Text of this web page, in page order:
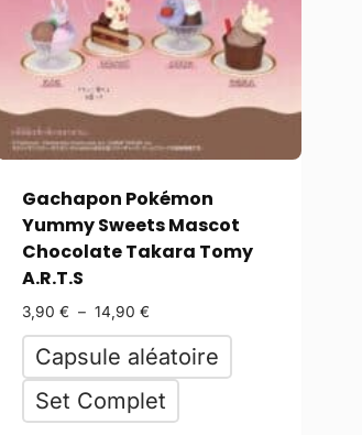
Gachapon Pokémon
Yummy Sweets Mascot
Chocolate Takara Tomy
A.R.T.S
3,90 € – 14,90 €
Capsule aléatoire
Set Complet